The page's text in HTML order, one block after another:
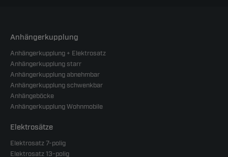
Anhängerkupplung
Anhängerkupplung + Elektrosatz
Anhängerkupplung starr
Anhängerkupplung abnehmbar
Anhängerkupplung schwenkbar
Anhängeböcke
Anhängerkupplung Wohnmobile
Elektrosätze
Elektrosatz 7-polig
Elektrosatz 13-polig